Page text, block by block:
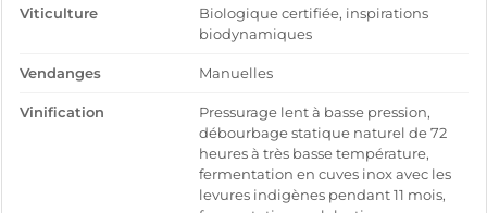
Viticulture
Biologique certifiée, inspirations
biodynamiques
Vendanges Manuelles
Vinification
Pressurage lent à basse pression,
débourbage statique naturel de 72
heures à très basse température,
fermentation en cuves inox avec les
levures indigènes pendant 11 mois,